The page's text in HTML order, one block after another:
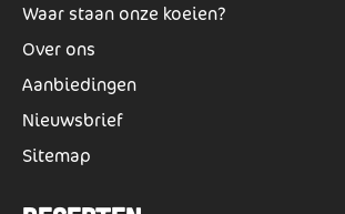
Waar staan onze koeien?
Over ons
Aanbiedingen
Nieuwsbrief
Sitemap